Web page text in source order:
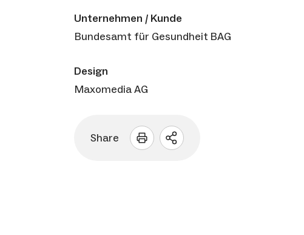
Unternehmen / Kunde
Bundesamt für Gesundheit BAG
Design
Maxomedia AG
Share
Sharing